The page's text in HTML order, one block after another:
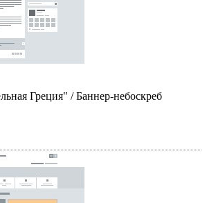
Греция" / Баннер-небоскреб